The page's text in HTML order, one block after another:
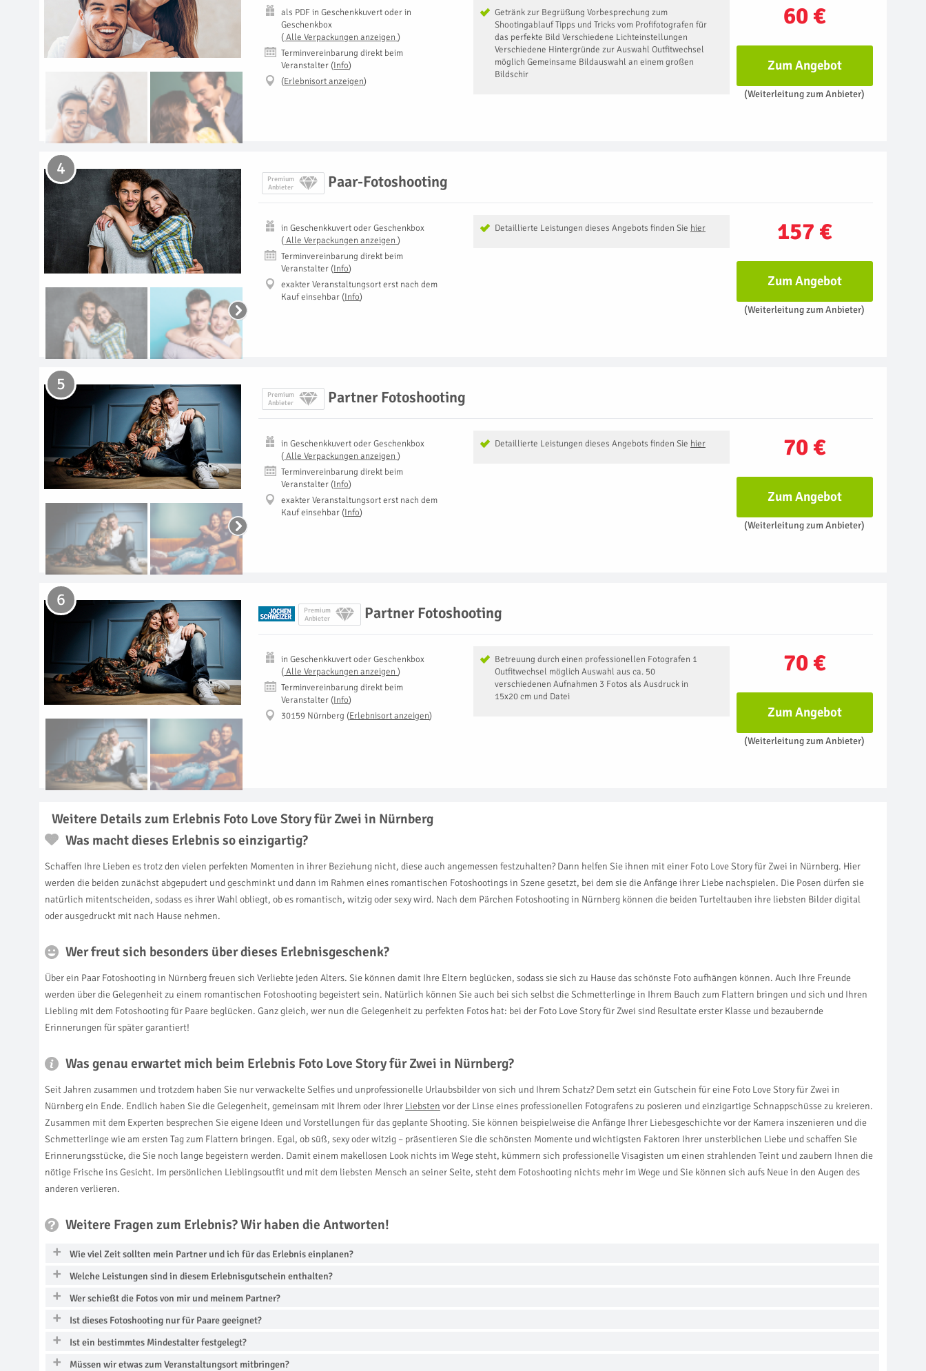
60 €
Getränk zur Begrüßung Vorbesprechung zum
Shootingablauf Tipps und Tricks vom Profifotografen für
das perfekte Bild Verschiedene Lichteinstellungen
Verschiedene Hintergründe zur Auswahl Outfitwechsel
möglich Gemeinsame Bildauswahl an einem großen
Bildschir
als PDFinGeschenkkuvert oder in
Geschenkbox
( Alle Verpackungen anzeigen )
Terminvereinbarung direkt beim
Veranstalter (Info)
(Erlebnisort anzeigen)
Zum Angebot
(Weiterleitung zum Anbieter)
Premium
Anbieter
Paar-Fotoshooting
4
157 €
Detaillierte Leistungen dieses Angebots finden Sie hier
inGeschenkkuvert oder Geschenkbox
( Alle Verpackungen anzeigen )
Terminvereinbarung direkt beim
Veranstalter (Info)
exakter Veranstaltungsort erst nach dem
Kauf einsehbar (Info)
Zum Angebot
(Weiterleitung zum Anbieter)
Premium
Anbieter
Partner Fotoshooting
5
70 €
Detaillierte Leistungen dieses Angebots finden Sie hier
inGeschenkkuvert oder Geschenkbox
( Alle Verpackungen anzeigen )
Terminvereinbarung direkt beim
Veranstalter (Info)
exakter Veranstaltungsort erst nach dem
Kauf einsehbar (Info)
Zum Angebot
(Weiterleitung zum Anbieter)
Premium
Anbieter
Partner Fotoshooting
6
70 €
Betreuung durch einen professionellen Fotografen 1
Outfitwechsel möglich Auswahl aus ca. 50
verschiedenen Aufnahmen 3 Fotos als Ausdruck in
15x20 cm und Datei
inGeschenkkuvert oder Geschenkbox
( Alle Verpackungen anzeigen )
Terminvereinbarung direkt beim
Veranstalter (Info)
30159 Nürnberg (Erlebnisort anzeigen) Zum Angebot
(Weiterleitung zum Anbieter)
Weitere Details zum Erlebnis Foto Love Story für Zwei in Nürnberg
Was macht dieses Erlebnis so einzigartig?
Schaffen Ihre Lieben es trotz den vielen perfekten Momenten in ihrer Beziehung nicht, diese auch angemessen festzuhalten? Dann helfen Sie ihnen mit einer Foto Love Story für Zwei in Nürnberg. Hier
werden die beiden zunächst abgepudert und geschminkt und dann im Rahmen eines romantischen Fotoshootings in Szene gesetzt, bei dem sie die Anfänge ihrer Liebe nachspielen. Die Posen dürfen sie
natürlich mitentscheiden, sodass es ihrer Wahl obliegt, ob es romantisch, witzig oder sexy wird. Nach dem Pärchen Fotoshooting in Nürnberg können die beiden Turteltauben ihre liebsten Bilder digital
oder ausgedruckt mit nach Hause nehmen.
Wer freut sich besonders über dieses Erlebnisgeschenk?
Über ein Paar Fotoshooting in Nürnberg freuen sich Verliebte jeden Alters. Sie können damit Ihre Eltern beglücken, sodass sie sich zu Hause das schönste Foto aufhängen können. Auch Ihre Freunde
werden über die Gelegenheit zu einem romantischen Fotoshooting begeistert sein. Natürlich können Sie auch bei sich selbst die Schmetterlinge in Ihrem Bauch zum Flattern bringen und sich und Ihren
Liebling mit dem Fotoshooting für Paare beglücken. Ganz gleich, wer nun die Gelegenheit zu perfekten Fotos hat: bei der Foto Love Story für Zwei sind Resultate erster Klasse und bezaubernde
Erinnerungen für später garantiert!
Was genau erwartet mich beim Erlebnis Foto Love Story für Zwei in Nürnberg?
Seit Jahren zusammen und trotzdem haben Sie nur verwackelte Selfies und unprofessionelle Urlaubsbilder von sich und Ihrem Schatz? Dem setzt ein Gutschein für eine Foto Love Story für Zwei in
Nürnberg ein Ende. Endlich haben Sie die Gelegenheit, gemeinsam mit Ihrem oder Ihrer Liebsten vor der Linse eines professionellen Fotografens zu posieren und einzigartige Schnappschüsse zu kreieren.
Zusammen mit dem Experten besprechen Sie eigene Ideen und Vorstellungen für das geplante Shooting. Sie können beispielweise die Anfänge Ihrer Liebesgeschichte vor der Kamera inszenieren und die
Schmetterlinge wie am ersten Tag zum Flattern bringen. Egal, ob süß, sexy oder witzig – präsentieren Sie die schönsten Momente und wichtigsten Faktoren Ihrer unsterblichen Liebe und schaffen Sie
Erinnerungsstücke, die Sie noch lange begeistern werden. Damit einem makellosen Look nichts im Wege steht, kümmern sich professionelle Visagisten um einen strahlenden Teint und zaubern Ihnen die
nötige Frische ins Gesicht. Im persönlichen Lieblingsoutfit und mit dem liebsten Mensch an seiner Seite, steht dem Fotoshooting nichts mehr im Wege und Sie können sich aufs Neue in den Augen des
anderen verlieren.
Weitere Fragen zum Erlebnis? Wir haben die Antworten!
Wie viel Zeit sollten mein Partner und ich für das Erlebnis einplanen?
Welche Leistungen sind in diesem Erlebnisgutschein enthalten?
Wer schießt die Fotos von mir und meinem Partner?
Ist dieses Fotoshooting nur für Paare geeignet?
Ist ein bestimmtes Mindestalter festgelegt?
Müssen wir etwas zum Veranstaltungsort mitbringen?